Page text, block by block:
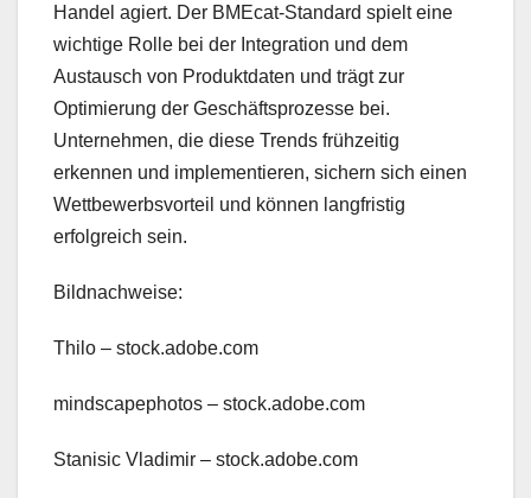
Handel agiert. Der BMEcat-Standard spielt eine
wichtige Rolle bei der Integration und dem
Austausch von Produktdaten und trägt zur
Optimierung der Geschäftsprozesse bei.
Unternehmen, die diese Trends frühzeitig
erkennen und implementieren, sichern sich einen
Wettbewerbsvorteil und können langfristig
erfolgreich sein.
Bildnachweise:
Thilo – stock.adobe.com
mindscapephotos – stock.adobe.com
Stanisic Vladimir – stock.adobe.com